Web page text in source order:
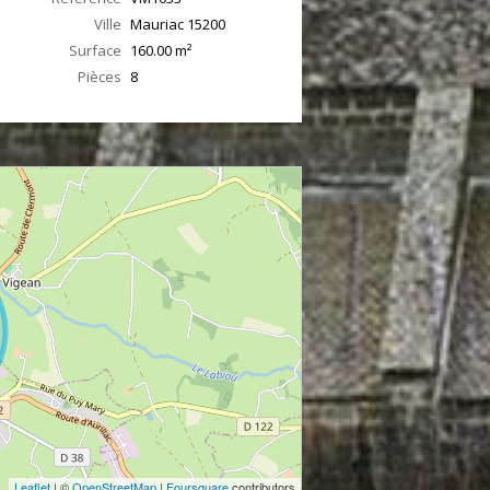
Ville Mauriac 15200
Surface 160.00m²
Pièces 8